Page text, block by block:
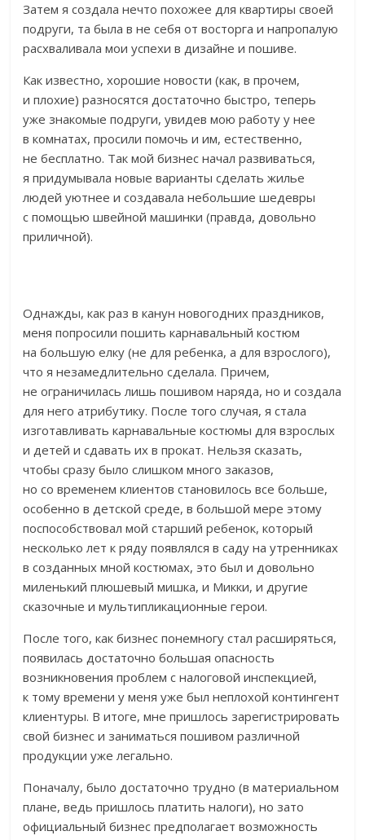
Затем я создала нечто похожее для квартиры своей
подруги, та была в не себя от восторга и напропалую
расхваливала мои успехи в дизайне и пошиве.
Как известно, хорошие новости (как, в прочем,
и плохие) разносятся достаточно быстро, теперь
уже знакомые подруги, увидев мою работу у нее
в комнатах, просили помочь и им, естественно,
не бесплатно. Так мой бизнес начал развиваться,
я придумывала новые варианты сделать жилье
людей уютнее и создавала небольшие шедевры
с помощью швейной машинки (правда, довольно
приличной).
Однажды, как раз в канун новогодних праздников,
меня попросили пошить карнавальный костюм
на большую елку (не для ребенка, а для взрослого),
что я незамедлительно сделала. Причем,
не ограничилась лишь пошивом наряда, но и создала
для него атрибутику. После того случая, я стала
изготавливать карнавальные костюмы для взрослых
и детей и сдавать их в прокат. Нельзя сказать,
чтобы сразу было слишком много заказов,
но со временем клиентов становилось все больше,
особенно в детской среде, в большой мере этому
поспособствовал мой старший ребенок, который
несколько лет к ряду появлялся в саду на утренниках
в созданных мной костюмах, это был и довольно
миленький плюшевый мишка, и Микки, и другие
сказочные и мультипликационные герои.
После того, как бизнес понемногу стал расширяться,
появилась достаточно большая опасность
возникновения проблем с налоговой инспекцией,
к тому времени у меня уже был неплохой контингент
клиентуры. В итоге, мне пришлось зарегистрировать
свой бизнес и заниматься пошивом различной
продукции уже легально.
Поначалу, было достаточно трудно (в материальном
плане, ведь пришлось платить налоги), но зато
официальный бизнес предполагает возможность